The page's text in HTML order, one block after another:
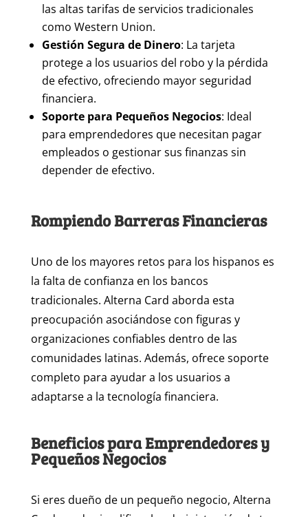
las altas tarifas de servicios tradicionales
como Western Union.
Gestión Segura de Dinero: La tarjeta
protege a los usuarios del robo y la pérdida
de efectivo, ofreciendo mayor seguridad
financiera.
Soporte para Pequeños Negocios: Ideal
para emprendedores que necesitan pagar
empleados o gestionar sus finanzas sin
depender de efectivo.
Rompiendo Barreras Financieras
Uno de los mayores retos para los hispanos es
la falta de confianza en los bancos
tradicionales. Alterna Card aborda esta
preocupación asociándose con figuras y
organizaciones confiables dentro de las
comunidades latinas. Además, ofrece soporte
completo para ayudar a los usuarios a
adaptarse a la tecnología financiera.
Beneficios para Emprendedores y
Pequeños Negocios
Si eres dueño de un pequeño negocio, Alterna